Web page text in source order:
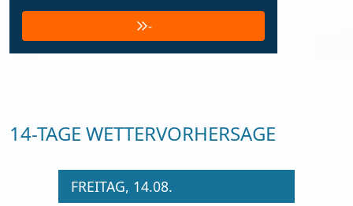
-
14-TAGE WETTERVORHERSAGE
FREITAG, 14.08.